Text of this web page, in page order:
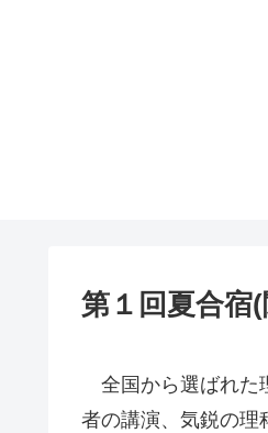
第１回夏合宿
全国から選ばれた
者の講演、気鋭の